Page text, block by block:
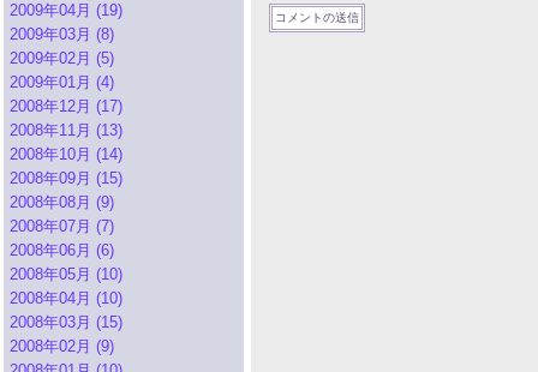
2009年04月 (19)
2009年03月 (8)
2009年02月 (5)
2009年01月 (4)
2008年12月 (17)
2008年11月 (13)
2008年10月 (14)
2008年09月 (15)
2008年08月 (9)
2008年07月 (7)
2008年06月 (6)
2008年05月 (10)
2008年04月 (10)
2008年03月 (15)
2008年02月 (9)